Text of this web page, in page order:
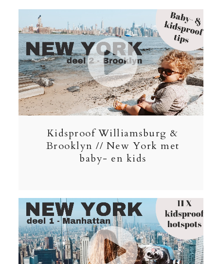
Kidsproof Williamsburg &
Brooklyn // New York met
baby- en kids